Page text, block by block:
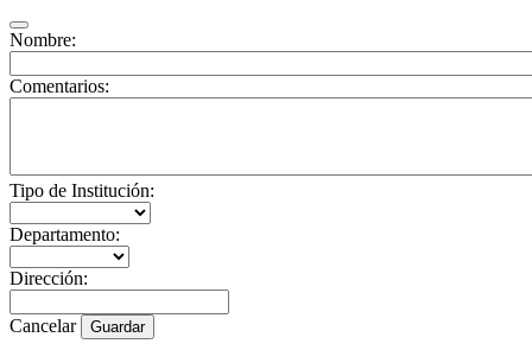
Nombre:
Comentarios:
Tipo de Institución:
Departamento:
Dirección:
Cancelar Guardar